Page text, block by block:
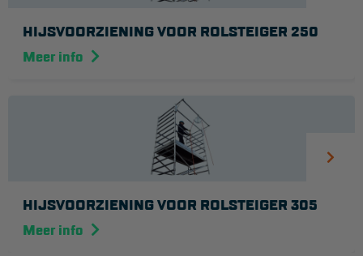
HIJSVOORZIENING VOOR ROLSTEIGER 250
Meer info
HIJSVOORZIENING VOOR ROLSTEIGER 305
Meer info